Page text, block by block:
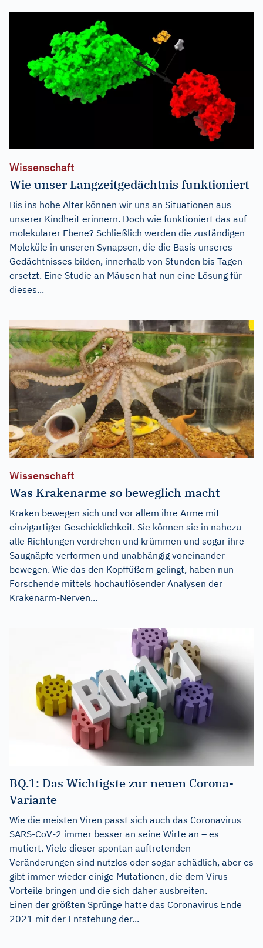
Wissenschaft
Wie unser Langzeitgedächtnis funktioniert
Bis ins hohe Alter können wir uns an Situationen aus
unserer Kindheit erinnern. Doch wie funktioniert das auf
molekularer Ebene? Schließlich werden die zuständigen
Moleküle in unseren Synapsen, die die Basis unseres
Gedächtnisses bilden, innerhalb von Stunden bis Tagen
ersetzt. Eine Studie an Mäusen hat nun eine Lösung für
dieses...
Wissenschaft
Was Krakenarme so beweglich macht
Kraken bewegen sich und vor allem ihre Arme mit
einzigartiger Geschicklichkeit. Sie können sie in nahezu
alle Richtungen verdrehen und krümmen und sogar ihre
Saugnäpfe verformen und unabhängig voneinander
bewegen. Wie das den Kopffüßern gelingt, haben nun
Forschende mittels hochauflösender Analysen der
Krakenarm-Nerven...
BQ.1: Das Wichtigste zur neuen Corona-
Variante
Wie die meisten Viren passt sich auch das Coronavirus
SARS-CoV-2 immer besser an seine Wirte an – es
mutiert. Viele dieser spontan auftretenden
Veränderungen sind nutzlos oder sogar schädlich, aber es
gibt immer wieder einige Mutationen, die dem Virus
Vorteile bringen und die sich daher ausbreiten.
Einen der größten Sprünge hatte das Coronavirus Ende
2021 mit der Entstehung der...